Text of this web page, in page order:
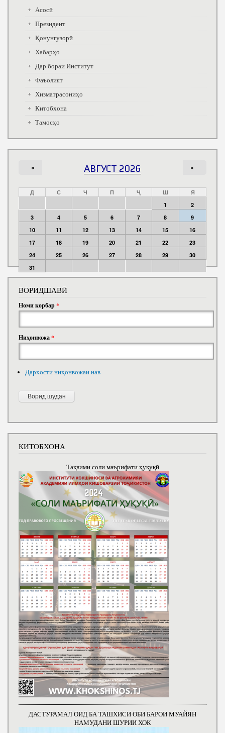
Асосӣ
Президент
Қонунгузорӣ
Хабарҳо
Дар бораи Институт
Фаъолият
Хизматрасониҳо
Китобхона
Тамосҳо
АВГУСТ 2026
« »
Д С Ч П Ҷ Ш
Я
1
2
3
4 5 6 7 8
9
10
11 12 13 14 15
16
17
18 19 20 21 22
23
24
25 26 27 28 29
30
31
ВОРИДШАВӢ
Номи корбар*
Ниҳонвожа*
Дархости ниҳонвожаи нав
КИТОБХОНА
Тақвими соли маърифати ҳуқуқӣ
ДАСТУРАМАЛ ОИД БА ТАШХИСИ ОБИ БАРОИ МУАЙЯН
НАМУДАНИ ШУРИИ ХОК